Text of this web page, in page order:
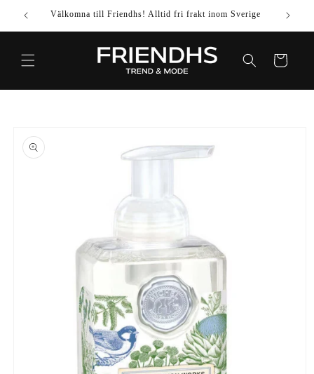
VIDARE
TILL
INNEHÅLL
Välkomna till Friendhs! Alltid fri frakt inom Sverige Använd
Varukorg
TILL